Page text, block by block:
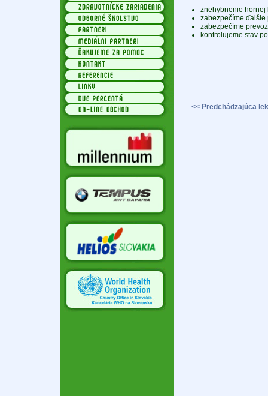
znehybnenie hornej
zabezpečíme ďalšie
zabezpečíme
kontrolujeme stav
<< Predchádzajúca